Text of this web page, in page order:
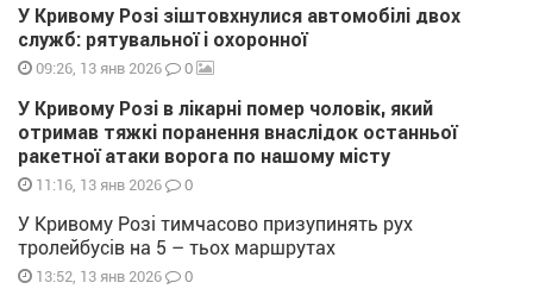
У Кривому Розі зіштовхнулися автомобілі двох
служб: рятувальної і охоронної
09:26, 13 янв 2026 0
У Кривому Розі в лікарні помер чоловік, який
отримав тяжкі поранення внаслідок останньої
ракетної атаки ворога по нашому місту
11:16, 13 янв 2026 0
У Кривому Розі тимчасово призупинять рух
тролейбусів на 5 – тьох маршрутах
13:52, 13 янв 2026 0